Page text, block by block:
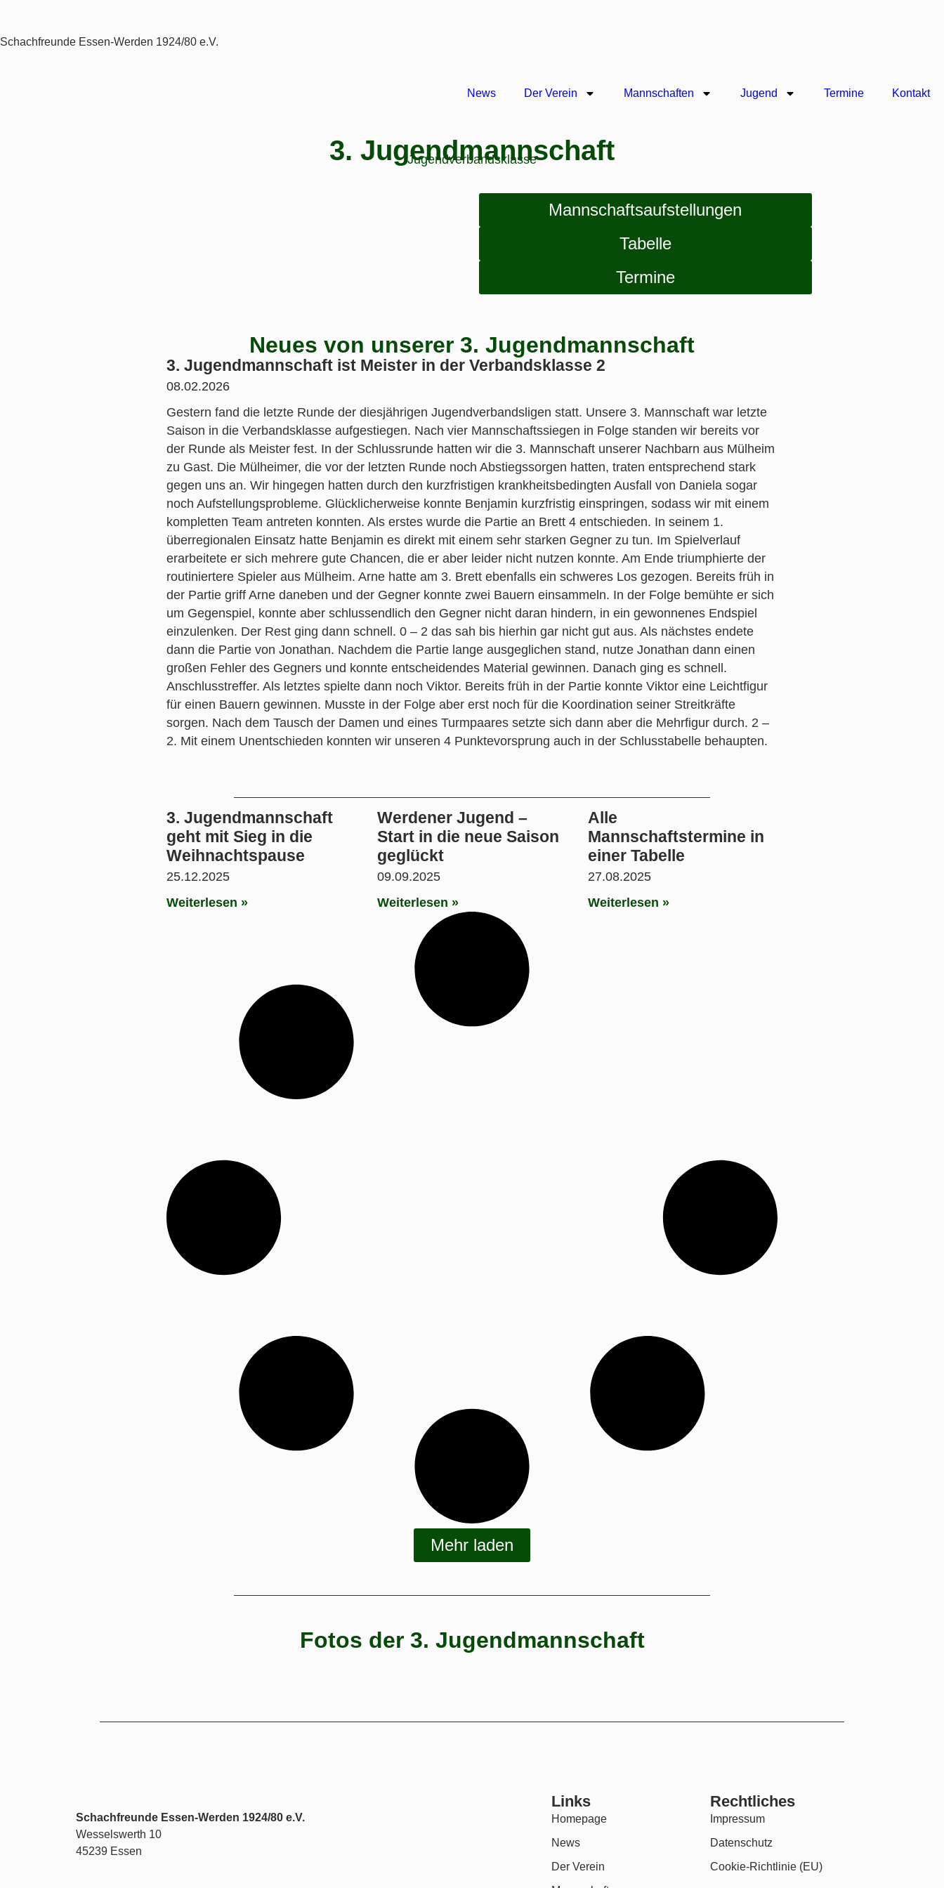
Schachfreunde Essen-Werden 1924/80 e.V.
News Der Verein Mannschaften Jugend Termine Kontakt
3. Jugendmannschaft
Jugendverbandsklasse
Mannschaftsaufstellungen
Tabelle
Termine
Neues von unserer 3. Jugendmannschaft
3. Jugendmannschaft ist Meister in der Verbandsklasse 2
08.02.2026
Gestern fand die letzte Runde der diesjährigen Jugendverbandsligen statt. Unsere 3. Mannschaft war letzte
Saison in die Verbandsklasse aufgestiegen. Nach vier Mannschaftssiegen in Folge standen wir bereits vor
der Runde als Meister fest. In der Schlussrunde hatten wir die 3. Mannschaft unserer Nachbarn aus Mülheim
zu Gast. Die Mülheimer, die vor der letzten Runde noch Abstiegssorgen hatten, traten entsprechend stark
gegen uns an. Wir hingegen hatten durch den kurzfristigen krankheitsbedingten Ausfall von Daniela sogar
noch Aufstellungsprobleme. Glücklicherweise konnte Benjamin kurzfristig einspringen, sodass wir mit einem
kompletten Team antreten konnten. Als erstes wurde die Partie an Brett 4 entschieden. In seinem 1.
überregionalen Einsatz hatte Benjamin es direkt mit einem sehr starken Gegner zu tun. Im Spielverlauf
erarbeitete er sich mehrere gute Chancen, die er aber leider nicht nutzen konnte. Am Ende triumphierte der
routiniertere Spieler aus Mülheim. Arne hatte am 3. Brett ebenfalls ein schweres Los gezogen. Bereits früh in
der Partie griff Arne daneben und der Gegner konnte zwei Bauern einsammeln. In der Folge bemühte er sich
um Gegenspiel, konnte aber schlussendlich den Gegner nicht daran hindern, in ein gewonnenes Endspiel
einzulenken. Der Rest ging dann schnell. 0 – 2 das sah bis hierhin gar nicht gut aus. Als nächstes endete
dann die Partie von Jonathan. Nachdem die Partie lange ausgeglichen stand, nutze Jonathan dann einen
großen Fehler des Gegners und konnte entscheidendes Material gewinnen. Danach ging es schnell.
Anschlusstreffer. Als letztes spielte dann noch Viktor. Bereits früh in der Partie konnte Viktor eine Leichtfigur
für einen Bauern gewinnen. Musste in der Folge aber erst noch für die Koordination seiner Streitkräfte
sorgen. Nach dem Tausch der Damen und eines Turmpaares setzte sich dann aber die Mehrfigur durch. 2 –
2. Mit einem Unentschieden konnten wir unseren 4 Punktevorsprung auch in der Schlusstabelle behaupten.
3. Jugendmannschaft
geht mit Sieg in die
Weihnachtspause
25.12.2025
Weiterlesen »
Werdener Jugend –
Start in die neue Saison
geglückt
09.09.2025
Weiterlesen »
Alle
Mannschaftstermine in
einer Tabelle
27.08.2025
Weiterlesen »
Mehr laden
Fotos der 3. Jugendmannschaft
Schachfreunde Essen-Werden 1924/80 e.V.
Wesselswerth 10
45239 Essen
Links
Homepage
News
Der Verein
Rechtliches
Impressum
Datenschutz
Cookie-Richtlinie (EU)